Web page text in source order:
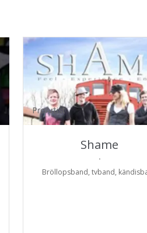
ProArtist
Shame
.
Bröllopsband, tvband,